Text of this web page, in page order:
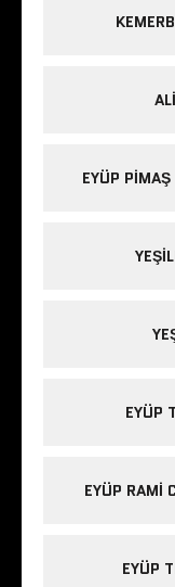
EYÜP
EYÜP
EYÜP RAMI
EYÜP